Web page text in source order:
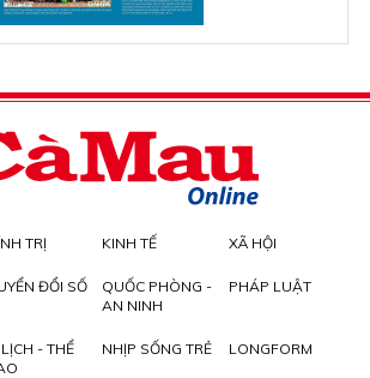
TRỊ KINH TẾ XÃ HỘI
ĐỔI SỐ
QUỐC PHÒNG -
AN NINH
PHÁP LUẬT
- THỂ
NHỊP SỐNG TRẺ LONGFORM